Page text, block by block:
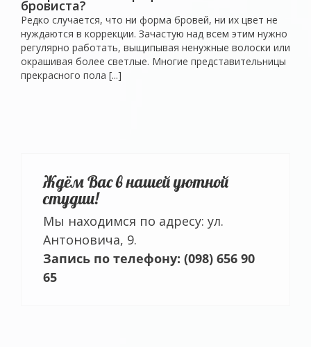
бровиста?
Редко случается, что ни форма бровей, ни их цвет не
нуждаются в коррекции. Зачастую над всем этим нужно
регулярно работать, выщипывая ненужные волоски или
окрашивая более светлые. Многие представительницы
прекрасного пола [...]
Ждём Вас в нашей уютной
студии!
Мы находимся по адресу: ул.
Антоновича, 9.
Запись по телефону: (098) 656 90
65